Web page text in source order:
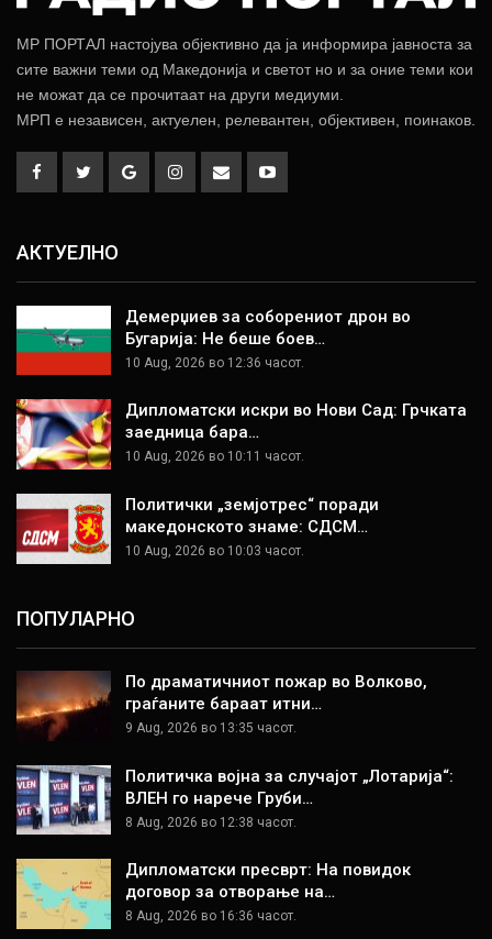
МР ПОРТАЛ настојува објективно да ја информира јавноста за
сите важни теми од Македонија и светот но и за оние теми кои
не можат да се прочитаат на други медиуми.
МРП е независен, актуелен, релевантен, објективен, поинаков.
АКТУЕЛНО
Демерџиев за соборениот дрон во
Бугарија: Не беше боев…
10 Aug, 2026 во 12:36 часот.
Дипломатски искри во Нови Сад: Грчката
заедница бара…
10 Aug, 2026 во 10:11 часот.
Политички „земјотрес“ поради
македонското знаме: СДСМ…
10 Aug, 2026 во 10:03 часот.
ПОПУЛАРНО
По драматичниот пожар во Волково,
граѓаните бараат итни…
9 Aug, 2026 во 13:35 часот.
Политичка војна за случајот „Лотарија“:
ВЛЕН го нарече Груби…
8 Aug, 2026 во 12:38 часот.
Дипломатски пресврт: На повидок
договор за отворање на…
8 Aug, 2026 во 16:36 часот.